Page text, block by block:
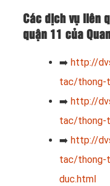
Các dịch vụ liên
quận 11 của
➡️ http://
tac/thong-
➡️ http://
tac/thong-
➡️ http://
tac/thong-
duc.html